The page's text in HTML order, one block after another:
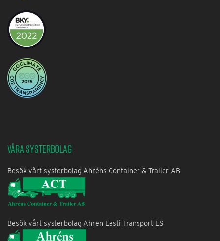
Våra systerbolag
Besök vårt systerbolag Ahréns Container & Trailer AB
Besök vårt systerbolag Ahren Eesti Transport ES